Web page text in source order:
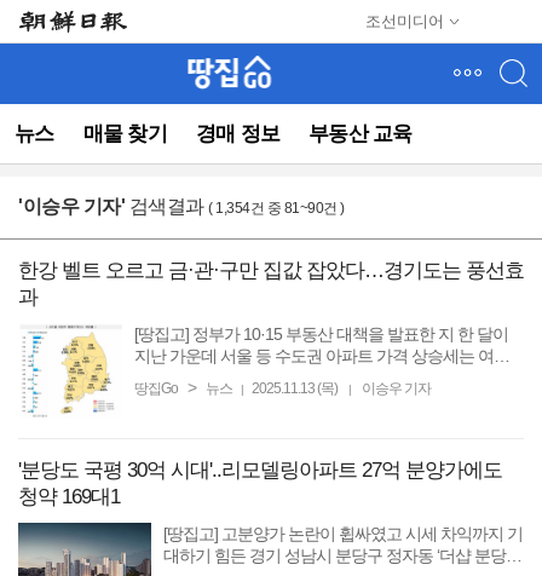
조선미디어
뉴스 매물 찾기 경매 정보 부동산 교육
뉴
(컨
영
'이승우 기자' 검색결과 ( 1,354건 중 81~90건 )
한강 벨트 오르고 금·관·구만 집값 잡았다…경기도는 풍선효
과
[땅집고] 정부가 10·15 부동산 대책을 발표한 지 한 달이
지난 가운데 서울 등 수도권 아파트 가격 상승세는 여전
성동구 등 서울 한강벨트 지역의 매매가격 상승폭은 ...
땅집Go > 뉴스 2025.11.13 (목) 이승우 기자
'분당도 국평 30억 시대'..리모델링아파트 27억 분양가에도
청약 169대1
[땅집고] 고분양가 논란이 휩싸였고 시세 차익까지 기
대하기 힘든 경기 성남시 분당구 정자동 ‘더샵 분당티